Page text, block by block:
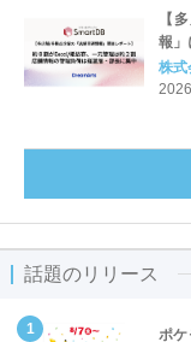
【
報」
理で
は
株式
話題のリリース
ポ